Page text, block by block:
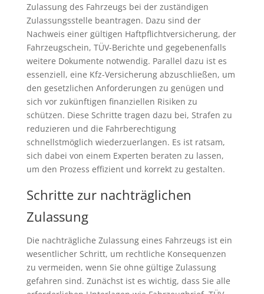
Zulassung des Fahrzeugs bei der zuständigen
Zulassungsstelle beantragen. Dazu sind der
Nachweis einer gültigen Haftpflichtversicherung, der
Fahrzeugschein, TÜV-Berichte und gegebenenfalls
weitere Dokumente notwendig. Parallel dazu ist es
essenziell, eine Kfz-Versicherung abzuschließen, um
den gesetzlichen Anforderungen zu genügen und
sich vor zukünftigen finanziellen Risiken zu
schützen. Diese Schritte tragen dazu bei, Strafen zu
reduzieren und die Fahrberechtigung
schnellstmöglich wiederzuerlangen. Es ist ratsam,
sich dabei von einem Experten beraten zu lassen,
um den Prozess effizient und korrekt zu gestalten.
Schritte zur nachträglichen
Zulassung
Die nachträgliche Zulassung eines Fahrzeugs ist ein
wesentlicher Schritt, um rechtliche Konsequenzen
zu vermeiden, wenn Sie ohne gültige Zulassung
gefahren sind. Zunächst ist es wichtig, dass Sie alle